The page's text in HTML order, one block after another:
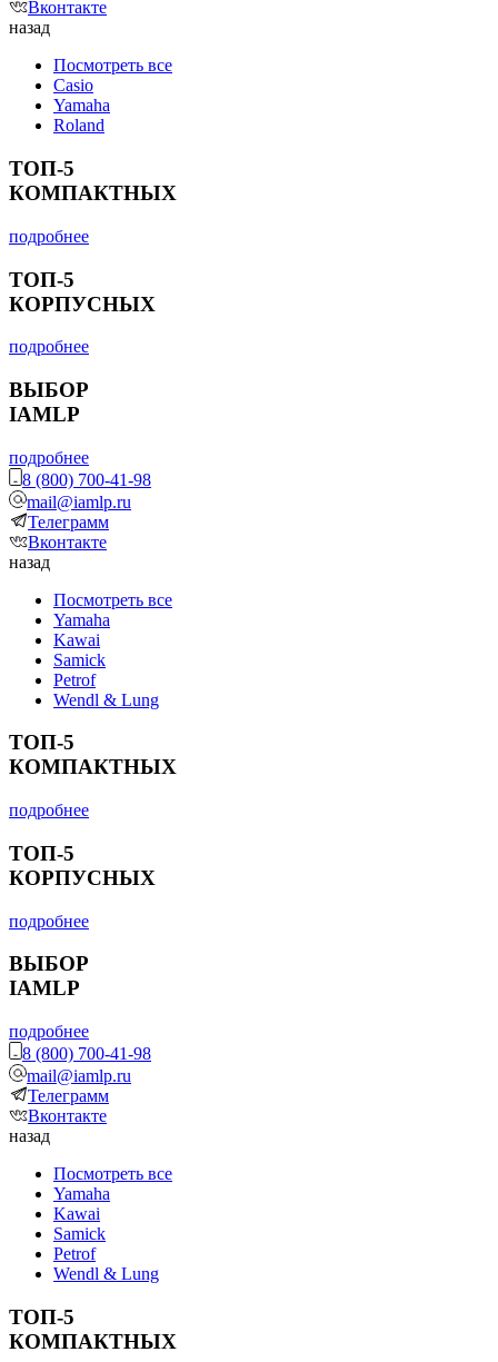
Вконтакте
назад
Посмотреть все
Casio
Yamaha
Roland
ТОП-5
КОМПАКТНЫХ
подробнее
ТОП-5
КОРПУСНЫХ
подробнее
ВЫБОР
IAMLP
подробнее
8 (800) 700-41-98
mail@iamlp.ru
Телеграмм
Вконтакте
назад
Посмотреть все
Yamaha
Kawai
Samick
Petrof
Wendl & Lung
ТОП-5
КОМПАКТНЫХ
подробнее
ТОП-5
КОРПУСНЫХ
подробнее
ВЫБОР
IAMLP
подробнее
8 (800) 700-41-98
mail@iamlp.ru
Телеграмм
Вконтакте
назад
Посмотреть все
Yamaha
Kawai
Samick
Petrof
Wendl & Lung
ТОП-5
КОМПАКТНЫХ